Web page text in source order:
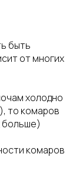
быть
от многих
холодно
то комаров
больше)
комаров